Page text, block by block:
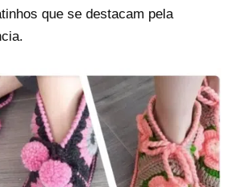
que se destacam pela